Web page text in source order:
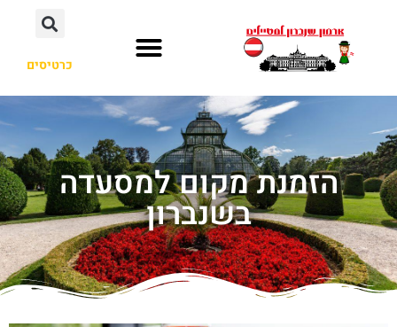
כרטיסים
הזמנת מקום למסעדה
בשנברון